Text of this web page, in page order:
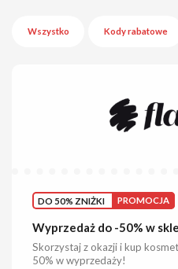
Wszystko Kody rabatowe
DO 50% ZNIŻKI PROMOCJA
Wyprzedaż do -50% w
Skorzystaj z okazji i kup
50% w wyprzedaży!